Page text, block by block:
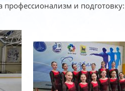
профессионализм и